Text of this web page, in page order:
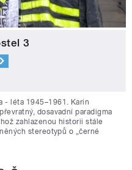
3
- léta 1945–1961. Karin
dosavadní paradigma
zahlazenou historii stále
stereotypů o „černé